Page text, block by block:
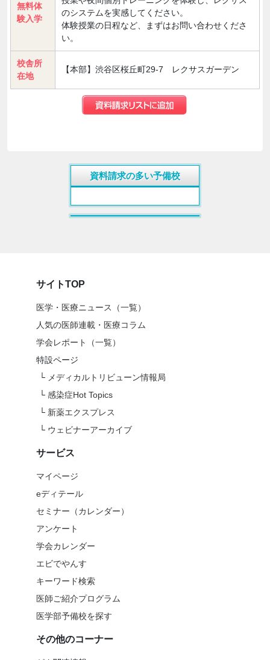
無料体
験入学
のシステムを実感してください。
体験授業の日程など、まずはお問い合わせくださ
い。
校舎所
在地
【本部】渋谷区桜丘町29-7 レクサスガーデン
資料請求の多い予備校
サイトTOP
医学・医療ニュース（一覧）
人気の医師連載・医療コラム
学会レポート（一覧）
特設ページ
└ メディカルトリビューン情報局
└ 感染症Hot Topics
└ 新薬エクスプレス
└ ウェビナーアーカイブ
サービス
マイページ
eディテール
セミナー（カレンダー）
アンケート
学会カレンダー
エビでやんす
キーワード検索
医師ご紹介プログラム
医学部予備校を探す
その他のコーナー